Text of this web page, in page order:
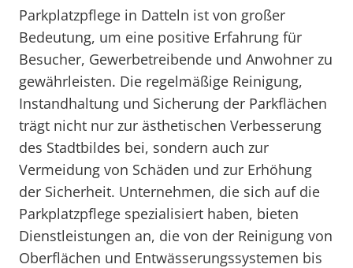
Parkplatzpflege in Datteln ist von großer
Bedeutung, um eine positive Erfahrung für
Besucher, Gewerbetreibende und Anwohner zu
gewährleisten. Die regelmäßige Reinigung,
Instandhaltung und Sicherung der Parkflächen
trägt nicht nur zur ästhetischen Verbesserung
des Stadtbildes bei, sondern auch zur
Vermeidung von Schäden und zur Erhöhung
der Sicherheit. Unternehmen, die sich auf die
Parkplatzpflege spezialisiert haben, bieten
Dienstleistungen an, die von der Reinigung von
Oberflächen und Entwässerungssystemen bis